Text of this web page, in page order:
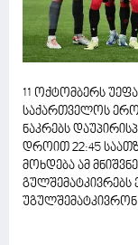
11 ოქტომბერს
საქართველოს
ნაკრებს
დროით 22:45
მოხდება ამ
გულშემატკივრებს